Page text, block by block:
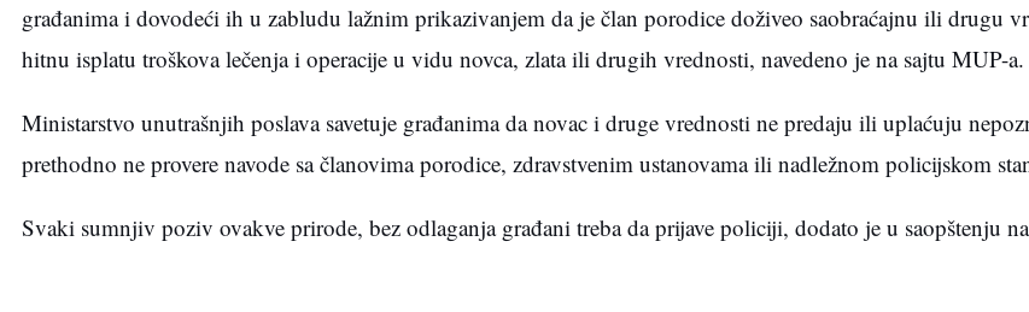
građanima i dovodeći ih u zabludu lažnim prikazivanjem da je član porodice doživeo saobraćajnu ili drugu
hitnu isplatu troškova lečenja i operacije u vidu novca, zlata ili drugih vrednosti, navedeno je na sajtu MUP-a.
Ministarstvo unutrašnjih poslava savetuje građanima da novac i druge vrednosti ne predaju ili uplaćuju
prethodno ne provere navode sa članovima porodice, zdravstvenim ustanovama ili nadležnom policijskom
Svaki sumnjiv poziv ovakve prirode, bez odlaganja građani treba da prijave policiji, dodato je u saopštenju